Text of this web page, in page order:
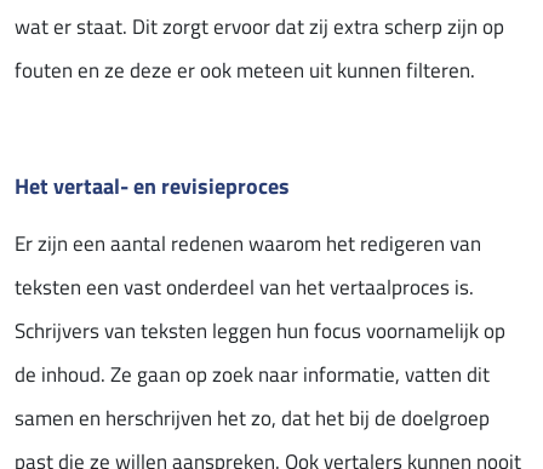
wat er staat. Dit zorgt ervoor dat zij extra scherp zijn op
fouten en ze deze er ook meteen uit kunnen filteren.
Het vertaal- en revisieproces
Er zijn een aantal redenen waarom het redigeren van
teksten een vast onderdeel van het vertaalproces is.
Schrijvers van teksten leggen hun focus voornamelijk op
de inhoud. Ze gaan op zoek naar informatie, vatten dit
samen en herschrijven het zo, dat het bij de doelgroep
past die ze willen aanspreken. Ook vertalers kunnen nooit